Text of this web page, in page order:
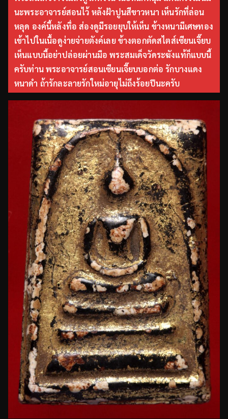
นะพระอาจารย์สอนไว้ หลังฝ้าปูนสีขาวหนา เห็นรักที่ล่อน
หลุด องค์นี้หลังทื่อ ส่องดูมีรอยยุบให้เห็น ข้างหนามีเศษทอง
เข้าไปในเนื้อดูง่ายจ่ายตังค์เลย ข้างตอกตัดสไตส์เซียนเจี๊ยบ
เห็นแบบนี้อย่าปล่อยผ่านมือ พระสมเด็จวัดระฆังแท้ก็แบบนี้
ครับท่าน พระอาจารย์สอนเซียนเจี๊ยบบอกต่อ รักบางแดง
หนาดำ ถ้ารักละลายรักใหม่อายุไม่ถึงร้อยปีนะครับ